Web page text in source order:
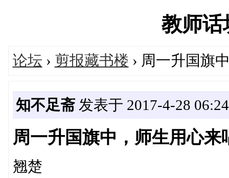
教师话
论坛 › 剪报藏书楼 › 周一升国旗
知不足斋发表于 2017-4-28
周一升国旗中，师生用心来
翘楚